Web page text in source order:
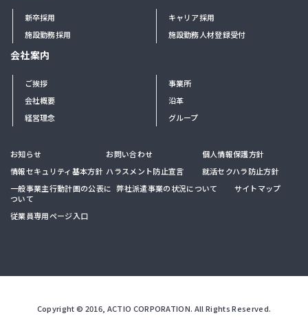
新卒採用
キャリア採用
施設勤務採用
施設勤務人材登録受付
会社案内
ご挨拶
事業所
会社概要
沿革
経営理念
グループ
お知らせ お問い合わせ
個人情報保護方針
情報セキュリティ基本方針 ハラスメント防止宣言
就活セクハラ防止方針
一般事業主行動計画の公表に
ついて
弊社派遣事業の状況について サイトマップ
従業員専用ページ入口
Copyright © 2016, ACTIO CORPORATION. All Rights Reserved.